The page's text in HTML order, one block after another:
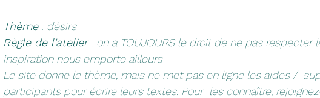
Thème : désirs
Règle de l'atelier : on a TOUJOURS le droit de ne pas respecter
inspiration nous emporte ailleurs
Le site donne le thème, mais ne met pas en ligne les aides /
participants pour écrire leurs textes. Pour  les connaître,